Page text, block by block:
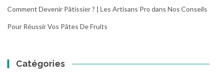
Comment Devenir Pâtissier ? | Les Artisans Pro dans Nos Conseils
Pour Réussir Vos Pâtes De Fruits
Catégories